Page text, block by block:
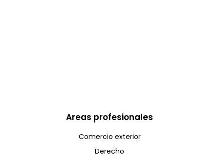
Areas profesionales
Comercio exterior
Derecho